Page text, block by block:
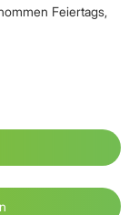
Feiertags,